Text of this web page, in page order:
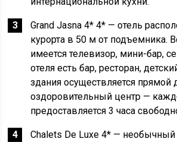
Grand Jasna 4* 4* — отель
курорта в 50 м от подъемника.
имеется телевизор, мини-бар,
отеля есть бар, ресторан,
здания осуществляется прямой
оздоровительный центр —
предоставляется 3 часа
Chalets De Luxe 4* — необычный